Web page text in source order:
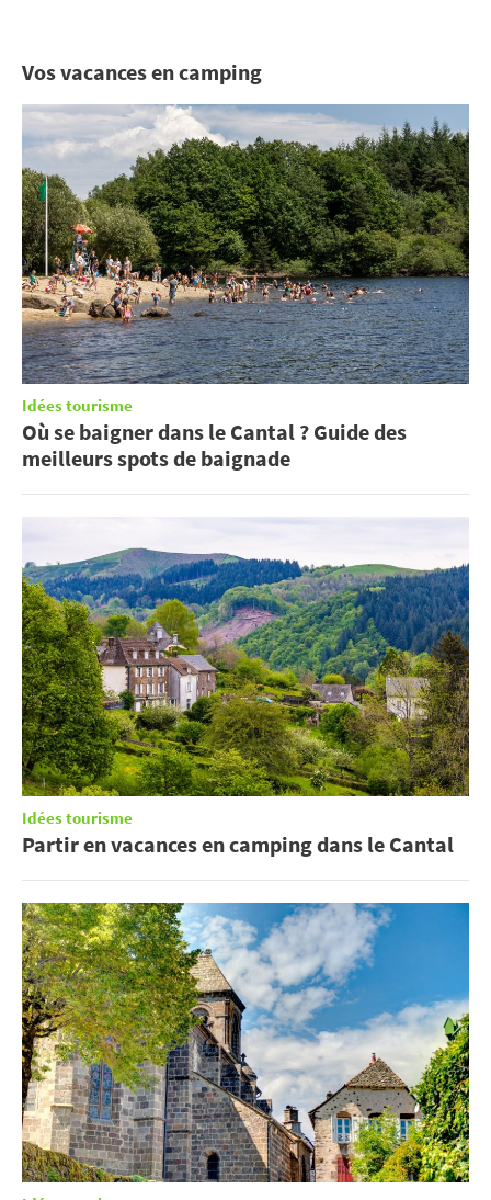
Vos vacances en camping
Idées tourisme
Où se baigner dans le Cantal ? Guide des
meilleurs spots de baignade
Idées tourisme
Partir en vacances en camping dans le Cantal